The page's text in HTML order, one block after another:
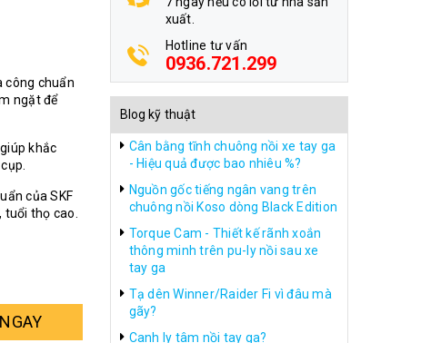
công chuẩn
ngặt để
khắc
của SKF
tuổi thọ cao.
xuất.
Hotline tư vấn
0936.721.299
Blog kỹ thuật
Cân bằng tĩnh chuông nồi xe tay ga
- Hiệu quả được bao nhiêu %?
Nguồn gốc tiếng ngân vang trên
chuông nồi Koso dòng Black Edition
Torque Cam - Thiết kế rãnh xoắn
thông minh trên pu-ly nồi sau xe
tay ga
Tạ dên Winner/Raider Fi vì đâu mà
gãy?
Canh ly tâm nồi tay ga?